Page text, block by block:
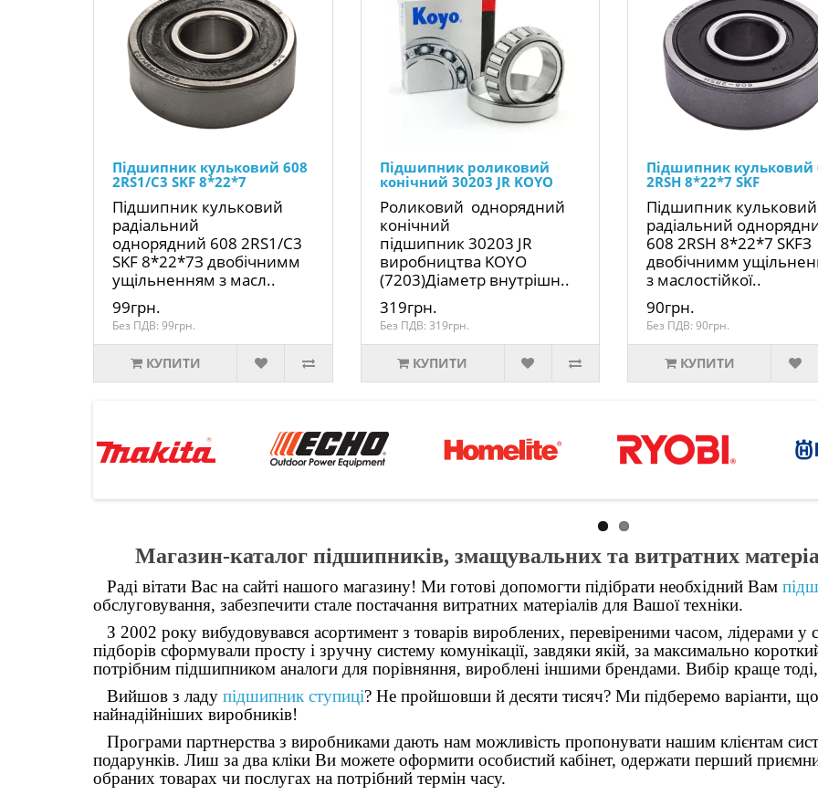
Підшипник кульковий 608
2RS1/C3 SKF 8*22*7
Підшипник кульковий
радіальний
однорядний 608 2RS1/C3
SKF 8*22*7З двобічнимм
ущільненням з масл..
99грн.
Без ПДВ: 99грн.
КУПИТИ
Підшипник роликовий
конічний 30203 JR KOYO
Роликовий однорядний
конічний
підшипник 30203 JR
виробництва KOYO
(7203)Діаметр внутрішн..
319грн.
Без ПДВ: 319грн.
КУПИТИ
Підшипник кульковий
2RSH 8*22*7 SKF
Підшипник кульковий
радіальний
608 2RSH 8*22*7 SKFЗ
двобічнимм
з маслостійкої..
90грн.
Без ПДВ: 90грн.
КУПИТИ
Магазин-каталог підшипників, змащувальних та витратних
Раді вітати Вас на сайті нашого магазину! Ми готові допомогти підібрати необхідний Вам
обслуговування, забезпечити стале постачання витратних матеріалів для Вашої техніки.
З 2002 року вибудовувався асортимент з товарів вироблених, перевіреними часом, лідерами у
підборів сформували просту і зручну систему комунікації, завдяки якій, за максимально
потрібним підшипником аналоги для порівняння, вироблені іншими брендами. Вибір краще
Вийшов з ладу підшипник ступиці? Не пройшовши й десяти тисяч? Ми підберемо варіанти,
найнадійніших виробників!
Програми партнерства з виробниками дають нам можливість пропонувати нашим клієнтам
подарунків. Лиш за два кліки Ви можете оформити особистий кабінет, одержати перший
обраних товарах чи послугах на потрібний термін часу.